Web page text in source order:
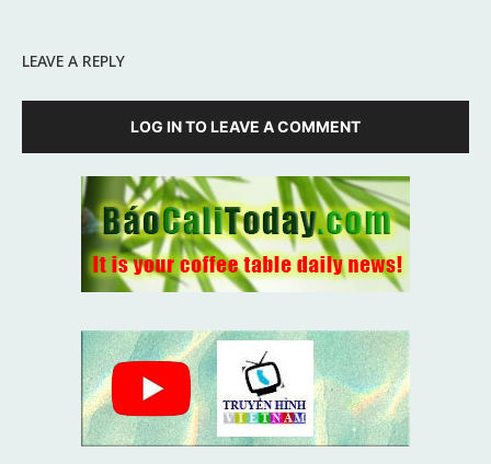
LEAVE A REPLY
LOG IN TO LEAVE A COMMENT